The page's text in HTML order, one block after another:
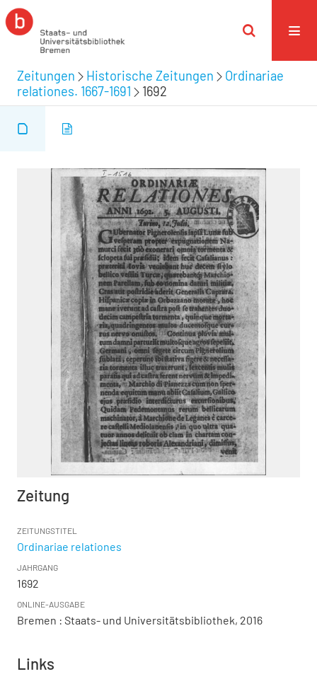
Zeitungen Historische Zeitungen
Ordinariae
relationes. 1667-1691
1692
Zeitung
ZEITUNGSTITEL
Ordinariae relationes
JAHRGANG
1692
ONLINE-AUSGABE
Bremen : Staats- und Universitätsbibliothek, 2016
Links